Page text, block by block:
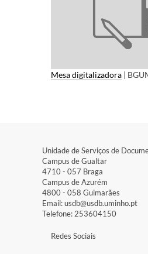
Mesa digitalizadora |
Unidade de Serviços de
Campus de Gualtar​
4710 - ​057 Braga
Campus de Azurém​
4800 - ​058 Guimarães
Email: usdb@usdb.uminho.pt
Telefone: 253604150
​Redes Sociais